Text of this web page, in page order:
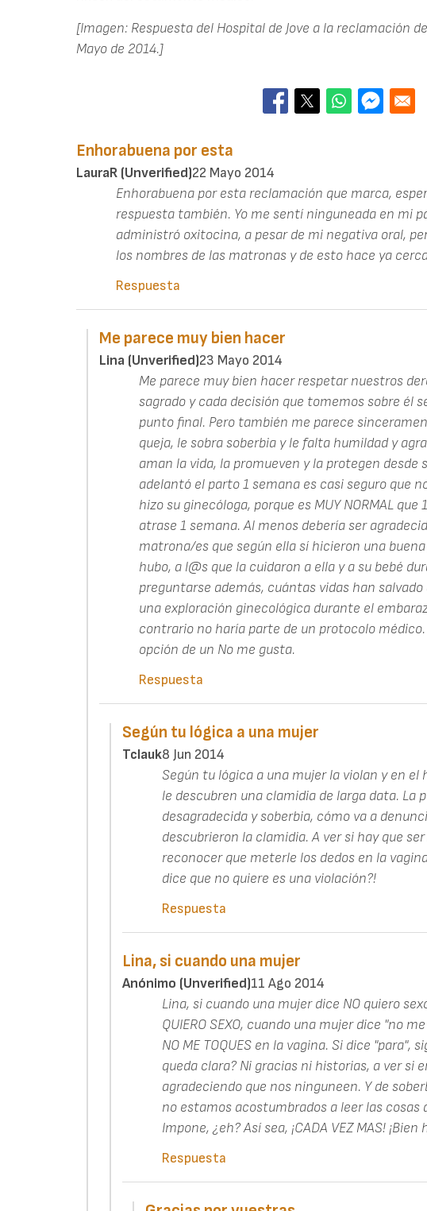
[Imagen: Respuesta del Hospital de Jove a la reclamación
Mayo de 2014.]
Enhorabuena por esta
LauraR (unverified)22 Mayo 2014
Enhorabuena por esta reclamación que marca,
respuesta también. Yo me sentí ninguneada en mi
administró oxitocina, a pesar de mi negativa oral,
los nombres de las matronas y de esto hace ya
Respuesta
Me parece muy bien hacer
Lina (unverified)23 Mayo 2014
Me parece muy bien hacer respetar nuestros
sagrado y cada decisión que tomemos sobre él
punto final. Pero también me parece
queja, le sobra soberbia y le falta humildad y
aman la vida, la promueven y la protegen desde
adelantó el parto 1 semana es casi seguro que
hizo su ginecóloga, porque es MUY NORMAL
atrase 1 semana. Al menos debería ser
matrona/es que según ella sí hicieron una
hubo, a l@s que la cuidaron a ella y a su bebé
preguntarse además, cuántas vidas han
una exploración ginecológica durante el
contrario no haría parte de un protocolo
opción de un No me gusta.
Respuesta
Según tu lógica a una mujer
Tclauk8 Jun 2014
Según tu lógica a una mujer la violan y en
le descubren una clamidia de larga data. La
desagradecida y soberbia, cómo va a
descubrieron la clamidia. A ver si hay que
reconocer que meterle los dedos en la
dice que no quiere es una violación?!
Respuesta
Lina, si cuando una mujer
Anónimo (unverified)11 Ago 2014
Lina, si cuando una mujer dice NO quiero
QUIERO SEXO, cuando una mujer dice "no
NO ME TOQUES en la vagina. Si dice "para",
queda clara? Ni gracias ni historias, a ver si
agradeciendo que nos ninguneen. Y de
no estamos acostumbrados a leer las cosas
Impone, ¿eh? Así sea, ¡CADA VEZ MAS!
Respuesta